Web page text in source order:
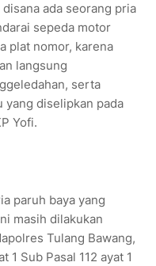
ada seorang pria
sepeda motor
plat nomor, karena
langsung
serta
yang diselipkan pada
Yofi.
paruh baya yang
masih dilakukan
Tulang Bawang,
1 Sub Pasal 112 ayat 1